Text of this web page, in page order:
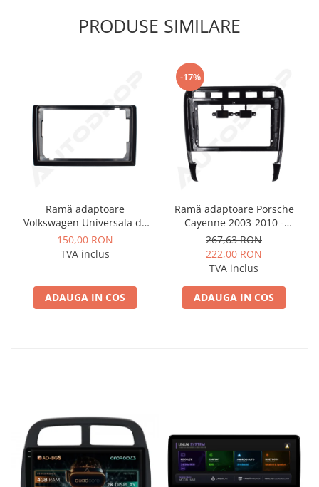
PRODUSE SIMILARE
Ramă adaptoare
Volkswagen Universala de
la 10.1inch la 9 inch -
navigație Android 10.1″,
150,00 RON
TVA inclus
ADAUGA IN COS
-17%
Ramă adaptoare Porsche
Cayenne 2003-2010 -
navigație Android 9″,
montaj dedicat
267,63 RON
222,00 RON
TVA inclus
ADAUGA IN COS